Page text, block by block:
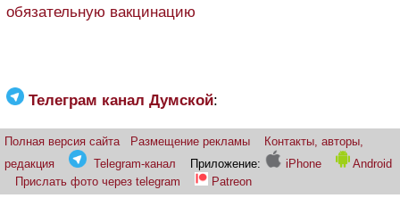
обязательную вакцинацию
Телеграм канал Думской:
Полная версия сайта Размещение рекламы
Контакты, авторы,
редакция
Telegram-канал Приложение: iPhone
Android
Прислать фото через telegram
Patreon